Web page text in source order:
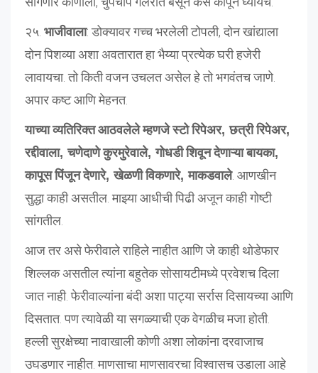
२५. भाजीवाला: डोक्यावर गच्च भरलेली टोपली, दोन खांद्याला
दोन पिशव्या अशा अवतारात हा भैय्या प्रत्येक घरी हजेरी
लावायचा. तो किती वजन उचलत असेल हे तो भगवंतच जाणे.
अपार कष्ट आणि मेहनत.
याच्या व्यतिरिक्त आठवलेले म्हणजे स्टो रिपेअर,छत्री रिपेअर,
रद्दीवाला,चणेदाणे कुरमुरेवाले,गोधडी शिवून देणाऱ्या बायका,
कापूस पिंजून देणारे,खेळणी विकणारे,माकडवाले. आणखीन
सुद्धा काही असतील. माझ्या आधीची पिढी अजून काही गोष्टी
सांगतील.
आज तर असे फेरीवाले राहिले नाहीत आणि जे काही थोडेफार
शिल्लक असतील त्यांना बहुतेक सोसायटीमध्ये प्रवेशच दिला
जात नाही. फेरीवाल्यांना बंदी अशा पाट्या सर्रास दिसायच्या आणि
दिसतात. पण त्यावेळी या सगळ्याची एक वेगळीच मजा होती.
हल्ली सुरक्षेच्या नावाखाली कोणी अशा लोकांना दरवाजाच
उघडणार नाहीत. माणसाचा माणसावरचा विश्वासच उडाला आहे